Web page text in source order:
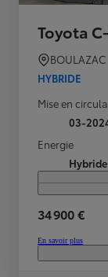
Toyota
BOULAZAC
HYBRIDE
Mise en
03-
Energie
Hybride
34 900 €
En savoir plus